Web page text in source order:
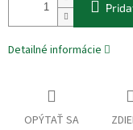
Detailné informácie
OPÝTAŤ SA